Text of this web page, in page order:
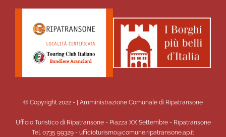
© Copyright 2022 - | Amministrazione Comunale di Ripatransone
Ufficio Turistico di Ripatransone - Piazza XX Settembre - Ripatransone
Tel. 0735 99329 - ufficioturismo@comune.ripatransone.ap.it